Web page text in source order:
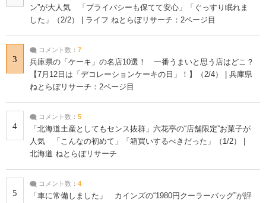
ン”が大人気 「プライバシーも保てて安心」「ぐっすり眠れま
した」（2/2） | ライフ ねとらぼリサーチ：2ページ目
3
コメント数： 7
兵庫県の「ケーキ」の名店10選！ 一番うまいと思う店はどこ？
【7月12日は「デコレーションケーキの日」！】（2/4） | 兵庫県
ねとらぼリサーチ：2ページ目
4
コメント数： 5
「北海道土産としてもセンス抜群」六花亭の“店舗限定”お菓子が
人気 「こんなの初めて」「箱買いするべきだった」（1/2） |
北海道 ねとらぼリサーチ
5
コメント数： 4
「車に常備しました」 カインズの“1980円クーラーバッグ”が評